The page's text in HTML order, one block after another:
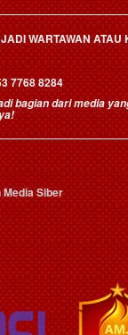
WARTAWAN ATAU
7768 8284
bagian dari media
Siber